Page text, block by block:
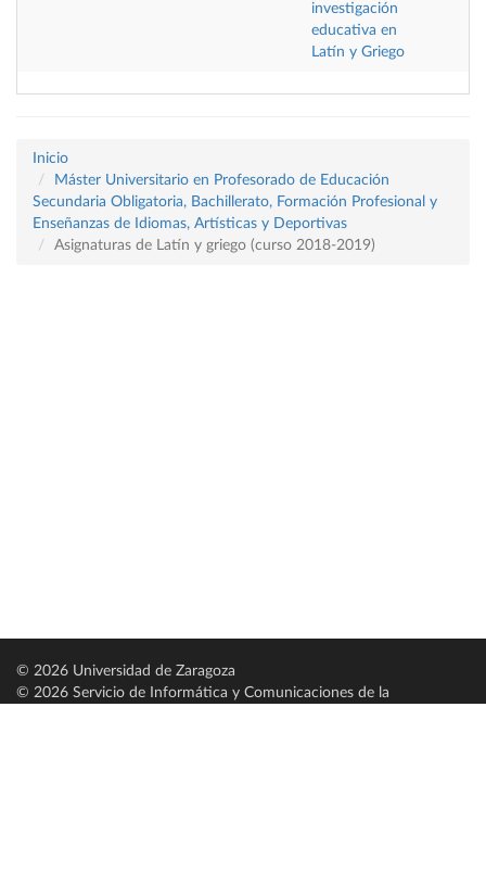
investigación
educativa en
Latín y Griego
Inicio
Máster Universitario en Profesorado de Educación
Secundaria Obligatoria, Bachillerato, Formación Profesional y
Enseñanzas de Idiomas, Artísticas y Deportivas
Asignaturas de Latín y griego (curso 2018-2019)
© 2026 Universidad de Zaragoza
© 2026 Servicio de Informática y Comunicaciones de la